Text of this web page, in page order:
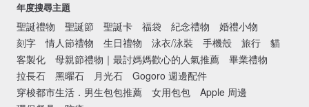
年度搜尋主題
聖誕禮物 聖誕節 聖誕卡 福袋 紀念禮物
婚禮小物
刻字
情人節禮物 生日禮物 泳衣/泳裝 手機殼 旅行
貓
客製化
母親節禮物｜最討媽媽歡心的人氣推薦
畢業禮物
拉長石
黑曜石 月光石
Gogoro 週邊配件
穿梭都市生活．男生包包推薦
女用包包
Apple 周邊